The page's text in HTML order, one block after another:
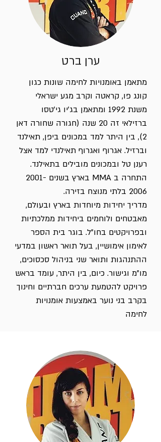
ערן ברט
מתאמן באומנויות לחימה שונות כגון
קונג פו, קראטה וקרב מגע ישראלי
משנת 1992 ומתאמן בג'יו גי'טסו
ברזילאי זה 20 שנה (חגורה שחורה דאן
2), בין היתר למד במכונים ביפן, תאילנד
וברזיל. אגרוף ואגרוף תאילנדי למד אצל
רענן טל ובמכונים מובילים בתאילנד.
התחרה ב MMA בארץ בשנים
2001-
2006 בלתי מנוצח בזירה.
מדריך יחידות מיוחדות בארץ ובעולם,
מאבטחים ולוחמים ביחידות ממלכתיות
ובפרויקטים בחו"ל. בוגר בית הספר
לאימון אימושיין, בעל תואר ראשון במדעי
ההתנהגות ותואר שני בניהול סכסוכים,
מו"מ וגישור. כיום, בין היתר, עומד בראש
פרויקט להטמעת ערכים חברתיים וחינוך
בקרב בני נוער באמצעות אומנויות
לחימה